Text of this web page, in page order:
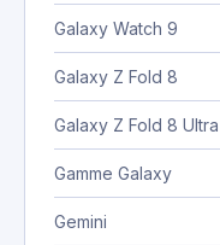
Galaxy Watch 9
Galaxy Z Fold 8
Galaxy Z Fold 8 Ultra
Gamme Galaxy
Gemini